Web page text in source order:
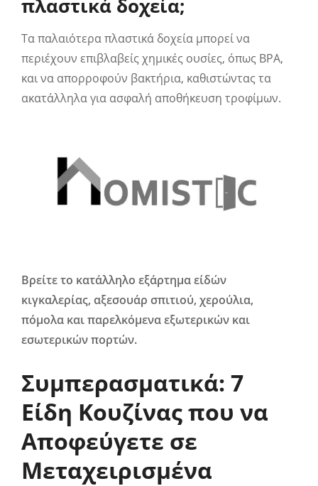
πλαστικά δοχεία;
Τα παλαιότερα πλαστικά δοχεία μπορεί να
περιέχουν επιβλαβείς χημικές ουσίες, όπως BPA,
και να απορροφούν βακτήρια, καθιστώντας τα
ακατάλληλα για ασφαλή αποθήκευση τροφίμων.
Βρείτε το κατάλληλο εξάρτημα είδών
κιγκαλερίας, αξεσουάρ σπιτιού, χερούλια,
πόμολα και παρελκόμενα εξωτερικών και
εσωτερικών πορτών.
Συμπερασματικά: 7
Είδη Κουζίνας που να
Αποφεύγετε σε
Μεταχειρισμένα